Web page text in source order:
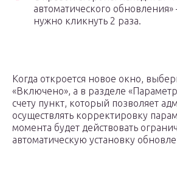
автоматического
нужно кликнуть 2 раза.
Когда откроется новое окно,
«Включено», а в разделе
счету пункт, который позволяет
осуществлять корректировку
момента будет действовать
автоматическую установку